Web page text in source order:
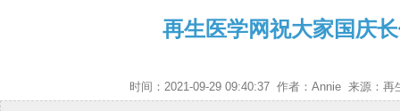
再生医学网祝大家国庆
时间：2021-09-29 09:40:37 作者：Annie 来源：再